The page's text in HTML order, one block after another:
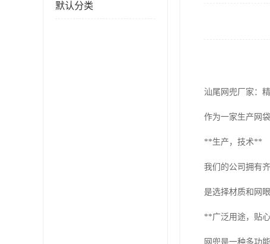
默认分类
汕尾网兜厂家：
作为一家生产网
**生产，技术**
我们的公司拥有
是选择材质和网
**广泛用途，贴
网兜是一种多功